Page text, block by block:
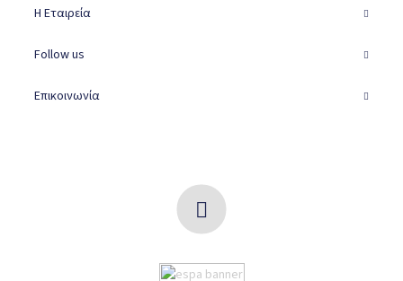
Η Εταιρεία
Follow us
Επικοινωνία